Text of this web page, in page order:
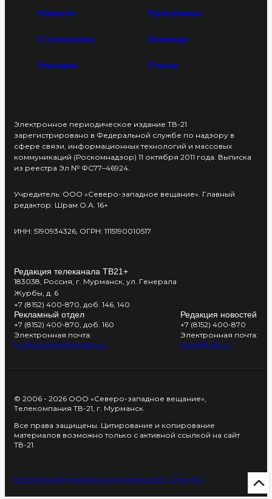
Новости Программы
О компании Команда
Реклама Статьи
Электронное периодическое издание ТВ-21
зарегистрировано в Федеральной службе по надзору в
сфере связи, информационных технологий и массовых
коммуникаций (Роскомнадзор) 11 октября 2011 года. Выписка
из реестра Эл № ФС77–46924.
Учредитель: ООО «Северо-западное вещание». Главный
редактор: Шрам О.А. 16+
ИНН: 5190934326, ОГРН: 1115190010517
Редакция телеканала ТВ21+
183038, Россия, г. Мурманск, ул. Генерала
Журбы, д. 6
+7 (8152) 400-870, доб. 146, 140
Рекламный отдел
+7 (8152) 400-870, доб. 160
Электронная почта:
tv21kompania@yandex.ru
Редакция новостей
+7 (8152) 400-870
Электронная почта:
news@tv21.ru
© 2006 - 2026 ООО «Северо-западное вещание»,
Телекомпания ТВ-21, г. Мурманск
Все права защищены. Цитирование и копирование
материалов возможно только с активной ссылкой на сайт
ТВ-21.
Политика конфиденциальностиСоздание сайта - Старт Икс